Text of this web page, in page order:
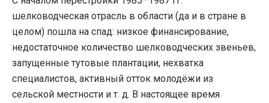
шелководческая отрасль в области (да и в стране в
целом) пошла на спад: низкое финансирование,
недостаточное количество шелководческих звеньев,
запущенные тутовые плантации, нехватка
специалистов, активный отток молодёжи из
сельской местности и т. д. В настоящее время